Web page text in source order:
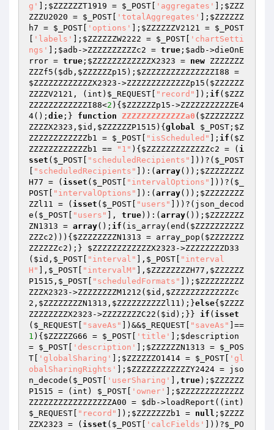
g'
]; $ZZZZZZT1919 = $_POST 'aggregates' ]; $ZZZ
ZZZU2020 = $_POST 'totalAggregates' ]; $ZZZZZZ
h7 = $_POST 'options' ]; $ZZZZZZV2121 = $_POST
'labels' ]; $ZZZZZZW2222 = $_POST
'chartSetti
ngs'
]; $adb ->ZZZZZZZZZZc2 = true ; $adb ->dieOnE
rror = true ; $ZZZZZZZZZZZZX2323 = new ZZZZZZZ
ZZZf5( $db , $ZZZZZZp15 ); $ZZZZZZZZZZZZZZZI88
$ZZZZZZZZZZZZX2323 ->ZZZZZZZZZZZZZp15( $ZZZZZZ
ZZZZV2121 , (int) $_REQUEST "record" ]); if ( $ZZZ
ZZZZZZZZZZZZI88<2 ){ $ZZZZZZp15 ->ZZZZZZZZZZZE4
4(); die ;} function ZZZZZZZZZZZZZa0 ( $ZZZZZZZZ
ZZZZX2323 , $id , $ZZZZZZP1515 ) { global $_POST ; $Z
ZZZZZZZZZZZZb1 = $_POST "isScheduled" ]; if ( $Z
ZZZZZZZZZZZZb1 == "1" ){ $ZZZZZZZZZZZZZc2 = ( i
sset ( $_POST "scheduledRecipients" ]))?( $_POST
"scheduledRecipients" ]):( array()); $ZZZZZZZZ
H77 = ( isset ( $_POST "intervalOptions" ]))?( $_
POST
"intervalOptions" ]):( array()); $ZZZZZZZZ
ZZl11 = ( isset ( $_POST "users"
]))?(json_decod
e( $_POST "users" ], true)):( array()); $ZZZZZZZ
ZN1313 = array(); if (is_array(end( $ZZZZZZZZZZ
ZZZc2 ))){ $ZZZZZZZZN1313 = array_pop( $ZZZZZZZ
ZZZZZZc2 );} $ZZZZZZZZZZZZX2323 ->ZZZZZZZZD33
( $id , $_POST "interval" ], $_POST
"interval
H"
], $_POST "intervalM" ], $ZZZZZZZZH77 , $ZZZZZZ
P1515 , $_POST "scheduledFormats" ]); $ZZZZZZZZZ
ZZZX2323 ->ZZZZZZZZM1212( $id , $ZZZZZZZZZZZZZc
2 , $ZZZZZZZZN1313 , $ZZZZZZZZZZl11 );}else{ $ZZZZ
ZZZZZZZZX2323 ->ZZZZZZZZC22( $id );}} if ( isset
( $_REQUEST "saveAs" ])&&$_REQUEST "saveAs"
]==
1 ){ $ZZZZZG66 = $_POST 'title' ]; $description
= $_POST 'description' ]; $ZZZZZZN1313 = $_POS
T
'globalSharing' ]; $ZZZZZZO1414 = $_POST
'gl
obalSharingRights'
]; $ZZZZZZZZZZZZY2424 = jso
n_decode( $_POST 'userSharing' ], true); $ZZZZZZ
P1515 = (int) $_POST 'owner' ]; $ZZZZZZZZZZZZZ
ZZZZZZZZZZZZZZZZZA00 = $db ->loadReport((int)
$_REQUEST
"record" ]); $ZZZZZZZb1 = null ; $ZZZZ
ZZX2323 = ( isset ( $_POST 'calcFields' ]))?$_PO